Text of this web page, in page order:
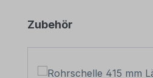
Produktgalerie überspringen
Zubehör